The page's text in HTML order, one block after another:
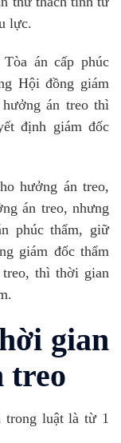
lực.
án cấp phúc
Hội đồng giám
án treo thì
định giám đốc
hưởng án treo,
án treo, nhưng
phúc thẩm, giữ
giám đốc thẩm
treo, thì thời gian
gian
treo
trong luật là từ 1